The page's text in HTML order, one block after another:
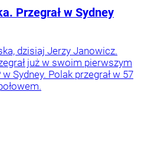
Przegrał w Sydney
dzisiaj Jerzy Janowicz.
już w swoim pierwszym
Sydney. Polak przegrał w 57